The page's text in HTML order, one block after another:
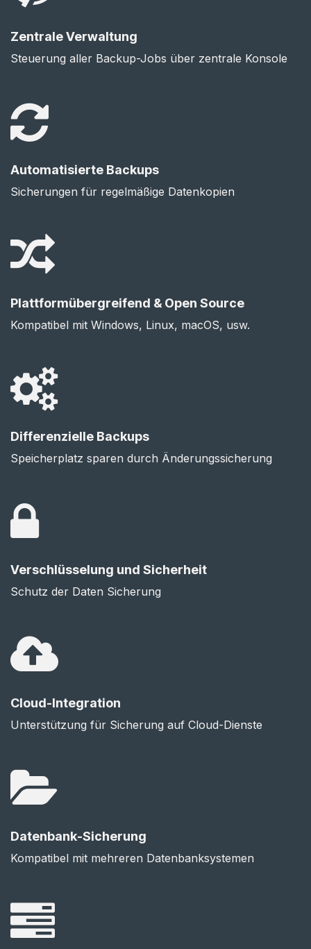
Zentrale Verwaltung
Steuerung aller Backup-Jobs über zentrale Konsole
Automatisierte Backups
Sicherungen für regelmäßige Datenkopien
Plattformübergreifend & Open Source
Kompatibel mit Windows, Linux, macOS, usw.
Differenzielle Backups
Speicherplatz sparen durch Änderungssicherung
Verschlüsselung und Sicherheit
Schutz der Daten Sicherung
Cloud-Integration
Unterstützung für Sicherung auf Cloud-Dienste
Datenbank-Sicherung
Kompatibel mit mehreren Datenbanksystemen